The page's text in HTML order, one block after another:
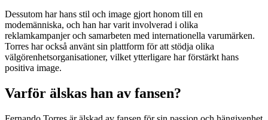
Dessutom har hans stil och image gjort honom till en
modemänniska, och han har varit involverad i olika
reklamkampanjer och samarbeten med internationella varumärken.
Torres har också använt sin plattform för att stödja olika
välgörenhetsorganisationer, vilket ytterligare har förstärkt hans
positiva image.
Varför älskas han av fansen?